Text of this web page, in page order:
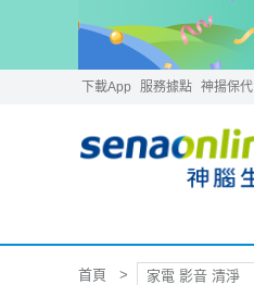
下載App 服務據點 神揚保代
首頁 家電 影音 清淨